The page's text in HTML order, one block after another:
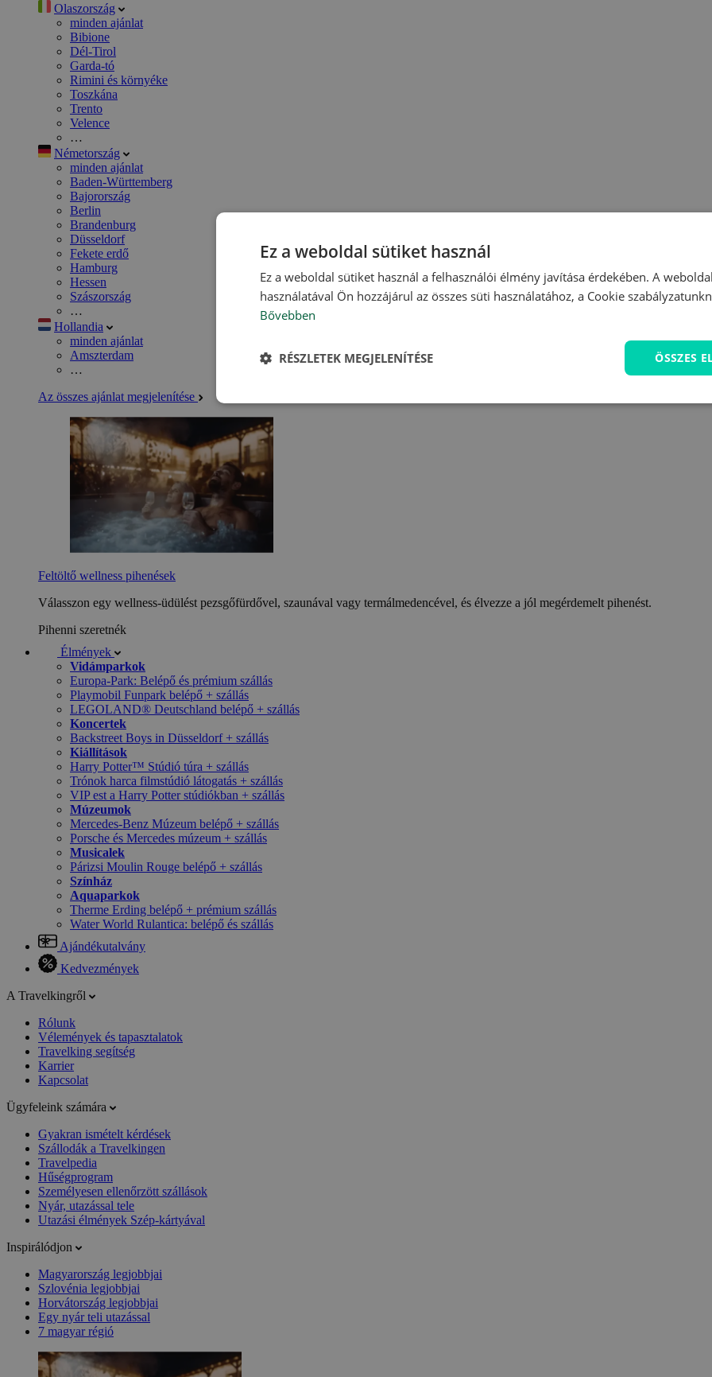
Olaszország
minden ajánlat
Bibione
Dél-Tirol
Garda-tó
Rimini és környéke
Toszkána
Trento
Velence
…
Németország
minden ajánlat
Baden-Württemberg
Bajorország
Berlin
Brandenburg
Düsseldorf
Fekete erdő
Hamburg
Hessen
Szászország
…
Hollandia
minden ajánlat
Amszterdam
…
Az összes ajánlat megjelenítése
Feltöltő wellness pihenések
Válasszon egy wellness-üdülést pezsgőfürdővel, szaunával vagy termálmedencével, és élvezze a jól megérdemelt pihenést.
Pihenni szeretnék
Élmények
Vidámparkok
Europa-Park: Belépő és prémium szállás
Playmobil Funpark belépő + szállás
LEGOLAND® Deutschland belépő + szállás
Koncertek
Backstreet Boys in Düsseldorf + szállás
Kiállítások
Harry Potter™ Stúdió túra + szállás
Trónok harca filmstúdió látogatás + szállás
VIP est a Harry Potter stúdiókban + szállás
Múzeumok
Mercedes-Benz Múzeum belépő + szállás
Porsche és Mercedes múzeum + szállás
Musicalek
Párizsi Moulin Rouge belépő + szállás
Színház
Aquaparkok
Therme Erding belépő + prémium szállás
Water World Rulantica: belépő és szállás
Ajándékutalvány
Kedvezmények
A Travelkingről
Rólunk
Vélemények és tapasztalatok
Travelking segítség
Karrier
Kapcsolat
Ügyfeleink számára
Gyakran ismételt kérdések
Szállodák a Travelkingen
Travelpedia
Hűségprogram
Személyesen ellenőrzött szállások
Nyár, utazással tele
Utazási élmények Szép-kártyával
Inspirálódjon
Magyarország legjobbjai
Szlovénia legjobbjai
Horvátország legjobbjai
Egy nyár teli utazással
7 magyar régió
Ez a weboldal sütiket használ
Ez a weboldal sütiket használ a felhasználói élmény javítása érdekében. A
használatával Ön hozzájárul az összes süti használatához, a Cookie
Bővebben
ÖSSZES
RÉSZLETEK MEGJELENÍTÉSE